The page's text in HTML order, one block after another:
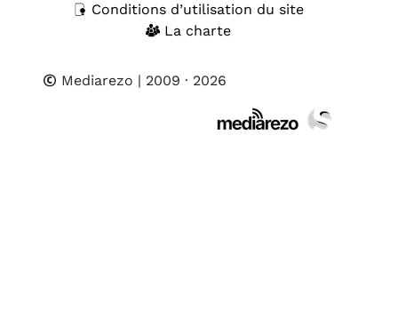
Conditions d’utilisation du site
La charte
Mediarezo | 2009 · 2026